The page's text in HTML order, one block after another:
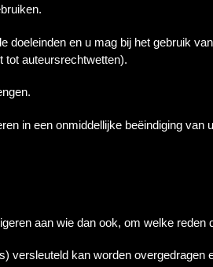
doeleinden en u mag bij het gebruik
tot auteursrechtwetten).
in een onmiddellijke beëindiging van
aan wie dan ook, om welke reden
versleuteld kan worden overgedragen